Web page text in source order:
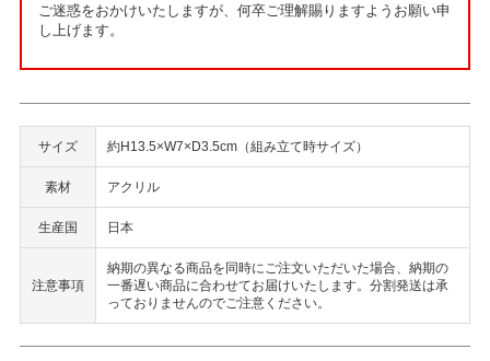
ご迷惑をおかけいたしますが、何卒ご理解賜りますようお願い申
し上げます。
サイズ 約H13.5×W7×D3.5cm（組み立て時サイズ）
素材 アクリル
生産国 日本
注意事項
納期の異なる商品を同時にご注文いただいた場合、納期の
一番遅い商品に合わせてお届けいたします。分割発送は承
っておりませんのでご注意ください。